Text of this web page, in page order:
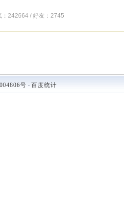
242664 / 好友：2745
号 - 百度统计